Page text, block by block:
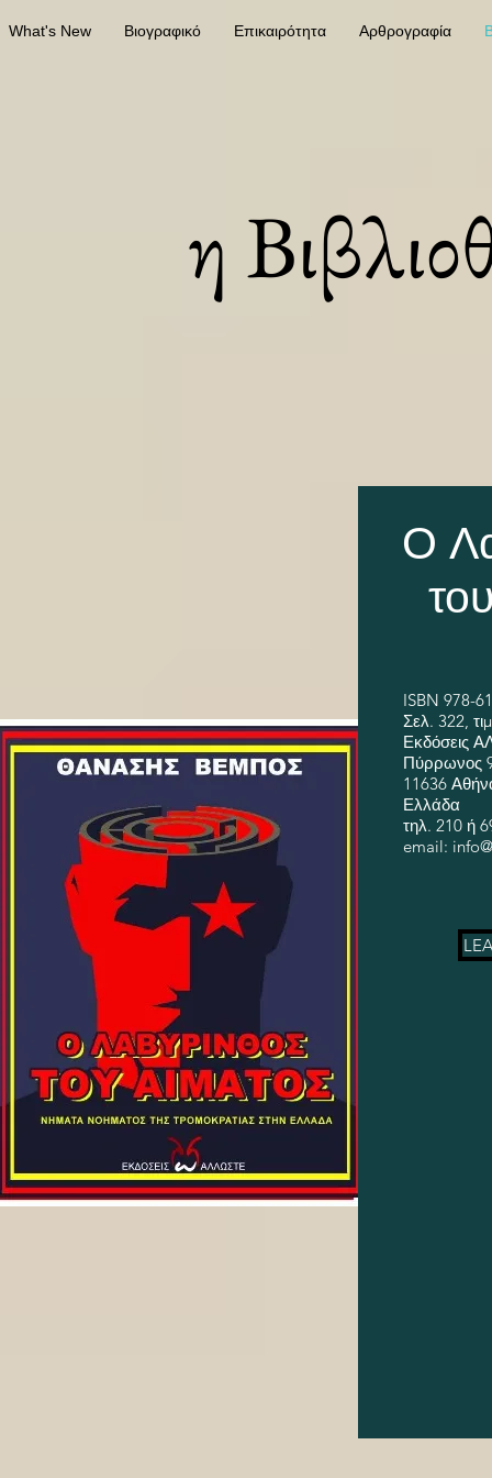
What's New Βιογραφικό Επικαιρότητα Αρθρογραφία
η
Ο
ISBN 978-
Σελ. 322,
Εκδόσεις
Πύρρωνος
11636
Ελλάδα
τηλ. 210 ή
email: